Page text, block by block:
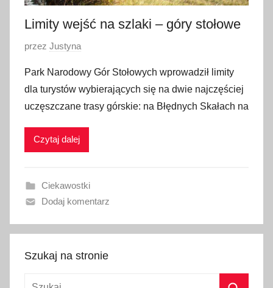
Limity wejść na szlaki – góry stołowe
O
u
b
l
i
a
n
1
9
przez Justyna
Park Narodowy Gór Stołowych wprowadził limity
dla turystów wybierających się na dwie najczęściej
uczęszczane trasy górskie: na Błędnych Skałach na
Czytaj dalej
Ciekawostki
Dodaj komentarz
Szukaj na stronie
Szukaj: